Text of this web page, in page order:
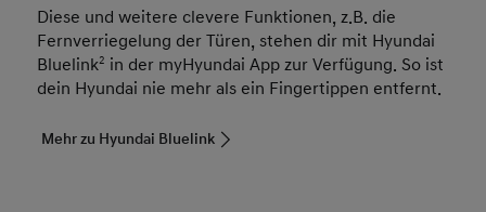
Diese und weitere clevere Funktionen, z.B. die
Fernverriegelung der Türen, stehen dir mit Hyundai
Bluelink2 in der myHyundai App zur Verfügung. So ist
dein Hyundai nie mehr als ein Fingertippen entfernt.
Mehr zu Hyundai Bluelink